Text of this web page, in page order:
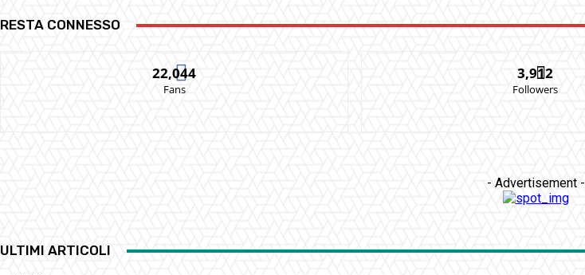
RESTA CONNESSO
22,044
Fans
3,912
Followers
- Advertisement -
ULTIMI ARTICOLI